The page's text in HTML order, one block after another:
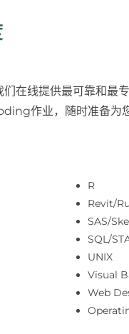
在线提供最可靠和最
作业，随时准备为
R
Revit/
SAS/
SQL/
UNIX
Visual
Web